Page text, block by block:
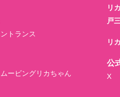
トランス
ービングリカちゃん
リ
戸
リ
公
X